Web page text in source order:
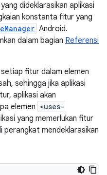
dideklarasikan aplikasi
konstanta fitur yang
Android.
dalam bagian Referensi
fitur dalam elemen
sehingga jika aplikasi
aplikasi akan
elemen <uses-
yang memerlukan fitur
mendeklarasikan